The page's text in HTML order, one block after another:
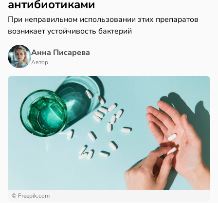
антибиотиками
При неправильном использовании этих препаратов
возникает устойчивость бактерий
Анна Писарева
Автор
© Freepik.com